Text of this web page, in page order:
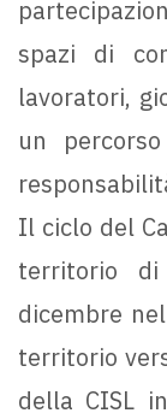
spazi di
lavoratori,
un
Il ciclo del
territorio
dicembre
territorio
della CISL